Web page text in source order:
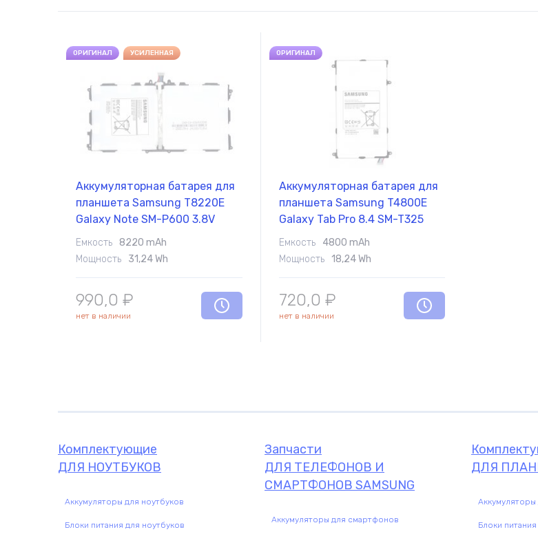
ОРИГИНАЛ УСИЛЕННАЯ
Аккумуляторная батарея для
планшета Samsung T8220E
Galaxy Note SM-P600 3.8V
White 8220mAh Orig
Емкость
8220 mAh
Мощность
31,24 Wh
990,0 ₽
нет в наличии
ОРИГИНАЛ
Аккумуляторная батарея для
планшета Samsung T4800E
Galaxy Tab Pro 8.4 SM-T325
3.8V White 4800mAh Orig
Емкость
4800 mAh
Мощность
18,24 Wh
720,0 ₽
нет в наличии
Комплектующие
ДЛЯ НОУТБУКОВ
Аккумуляторы для ноутбуков
Блоки питания для ноутбуков
Запчасти
ДЛЯ ТЕЛЕФОНОВ И
СМАРТФОНОВ SAMSUNG
Аккумуляторы для смартфонов
ДЛЯ
Блоки